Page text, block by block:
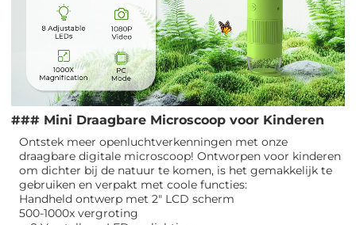
### Mini Draagbare Microscoop voor Kinderen
Ontstek meer openluchtverkenningen met onze
draagbare digitale microscoop! Ontworpen voor kinderen
om dichter bij de natuur te komen, is het gemakkelijk te
gebruiken en verpakt met coole functies:
Handheld ontwerp met 2" LCD scherm
500-1000x vergroting